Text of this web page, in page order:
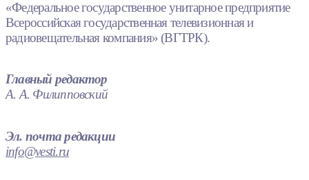
«Федеральное государственное унитарное предприятие
Всероссийская государственная телевизионная и
радиовещательная компания» (ВГТРК).
Главный редактор
А. А. Филипповский
Эл. почта редакции
info@vesti.ru